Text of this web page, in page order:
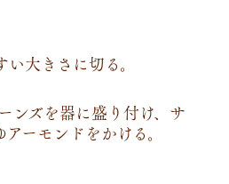
大きさに切る。
ンズを器に盛り付け、サ
ーモンドをかける。